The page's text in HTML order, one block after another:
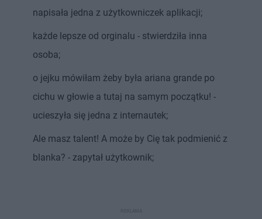
napisała jedna z użytkowniczek aplikacji;
każde lepsze od orginalu - stwierdziła inna
osoba;
o jejku mówiłam żeby była ariana grande po
cichu w głowie a tutaj na samym początku! -
ucieszyła się jedna z internautek;
Ale masz talent! A może by Cię tak podmienić z
blanka? - zapytał użytkownik;